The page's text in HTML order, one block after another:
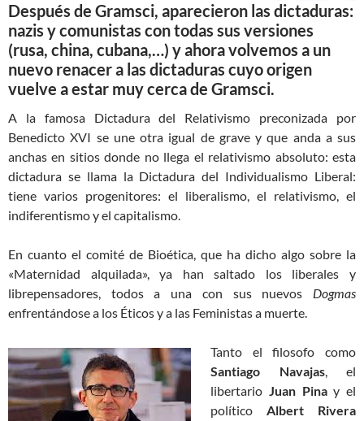
Después de Gramsci, aparecieron las dictaduras:
nazis y comunistas con todas sus versiones
(rusa, china, cubana,…) y ahora volvemos a un
nuevo renacer a las dictaduras cuyo origen
vuelve a estar muy cerca de Gramsci.
A la famosa Dictadura del Relativismo preconizada por
Benedicto XVI se une otra igual de grave y que anda a sus
anchas en sitios donde no llega el relativismo absoluto: esta
dictadura se llama la Dictadura del Individualismo Liberal:
tiene varios progenitores: el liberalismo, el relativismo, el
indiferentismo y el capitalismo.
En cuanto el comité de Bioética, que ha dicho algo sobre la
«Maternidad alquilada», ya han saltado los liberales y
librepensadores, todos a una con sus nuevos Dogmas
enfrentándose a los Éticos y a las Feministas a muerte.
Tanto el filosofo como
Santiago Navajas, el
libertario Juan Pinay el
político Albert Rivera